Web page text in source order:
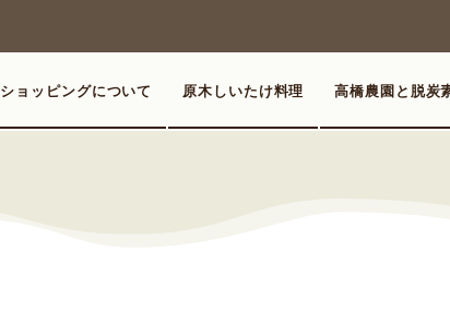
ショッピングについて 原木しいたけ料理 高橋農園と脱炭